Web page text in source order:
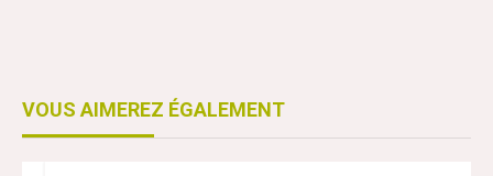
VOUS AIMEREZ ÉGALEMENT